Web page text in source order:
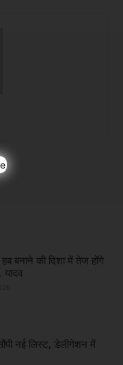
हब बनाने की दिशा में तेज होंगे
यादव
नई लिस्ट, डेलीगेशन में